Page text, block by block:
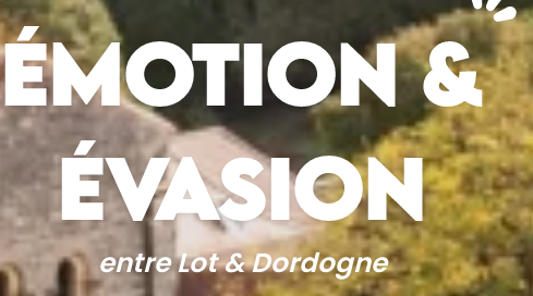
ÉMOTION &
ÉVASION
entre Lot & Dordogne